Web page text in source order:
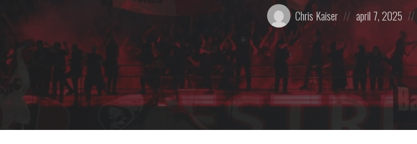
Posted
by:
Chris Kaiser
Posted
on
april 7, 2025